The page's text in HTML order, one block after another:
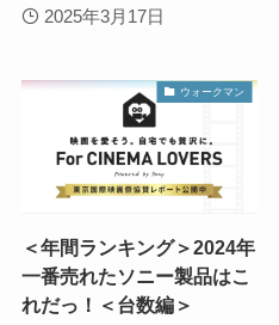
2025年3月17日
ウォークマン
＜年間ランキング＞2024年
一番売れたソニー製品はこ
れだっ！＜台数編＞